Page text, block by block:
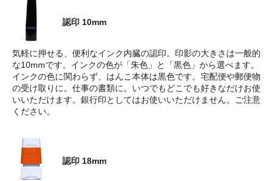
認印 10mm
気軽に押せる、便利なインク内臓の認印。印影の大きさは一般的
な10mmです。インクの色が「朱色」と「黒色」から選べます。
インクの色に関わらず、はんこ本体は黒色です。宅配便や郵便物
の受け取りに。仕事の書類に。いつでもどこでも好きなだけお使
いいただけます。銀行印としてはお使いいただけません。ご注意
ください。
認印 18mm